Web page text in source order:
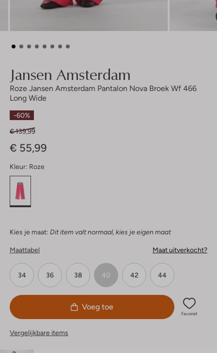
Jansen Amsterdam
Roze Jansen Amsterdam Pantalon Nova Broek Wf 466
Long Wide
-60%
€ 139,99
€ 55,99
Kleur: Roze
Kies je maat: Dit item valt normaal, kies je eigen maat
Maattabel Maat uitverkocht?
34 36 38 40 42 44
Voeg toe
Favoriet
Vergelijkbare items